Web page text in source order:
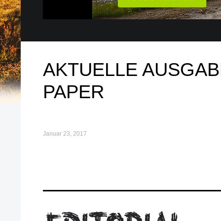
AKTUELLE
PAPER
Januar 23, 2017